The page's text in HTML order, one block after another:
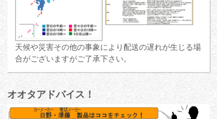
天候や災害その他の事象により配送の遅れが生じる場
合がございますがご了承下さい。
オオタアドバイス！